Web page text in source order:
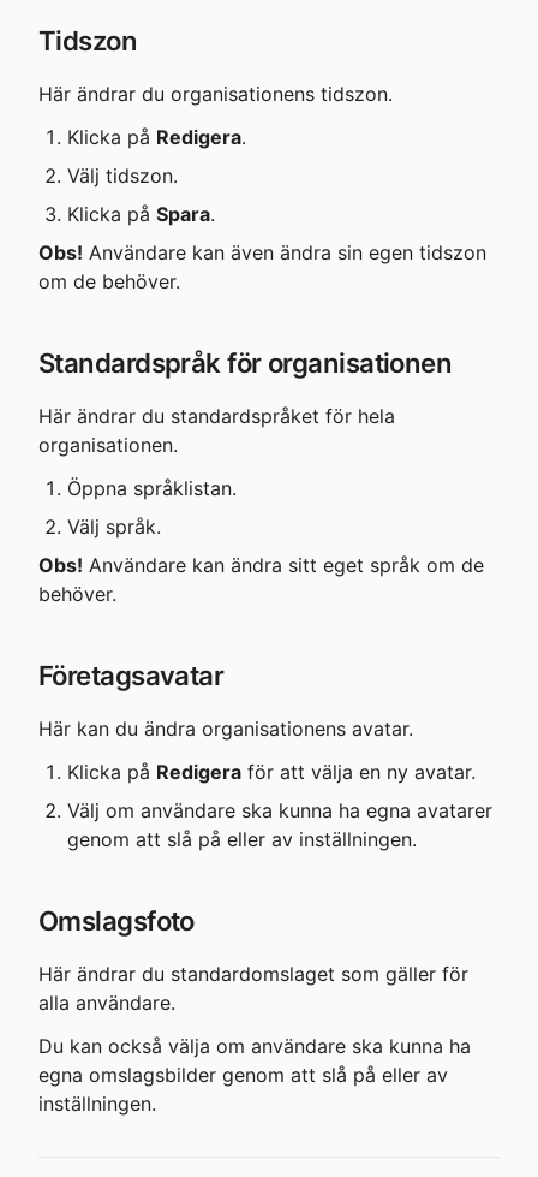
Tidszon
Här ändrar du organisationens tidszon.
Klicka på Redigera.
Välj tidszon.
Klicka på Spara.
Obs! Användare kan även ändra sin egen tidszon
om de behöver.
Standardspråk för organisationen
Här ändrar du standardspråket för hela
organisationen.
Öppna språklistan.
Välj språk.
Obs! Användare kan ändra sitt eget språk om de
behöver.
Företagsavatar
Här kan du ändra organisationens avatar.
Klicka på Redigera för att välja en ny avatar.
Välj om användare ska kunna ha egna avatarer
genom att slå på eller av inställningen.
Omslagsfoto
Här ändrar du standardomslaget som gäller för
alla användare.
Du kan också välja om användare ska kunna ha
egna omslagsbilder genom att slå på eller av
inställningen.